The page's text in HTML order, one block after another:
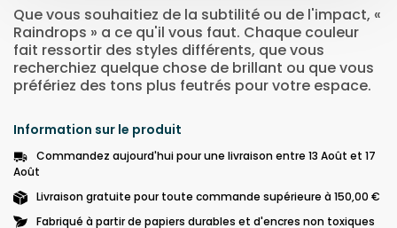
Que vous souhaitiez de la subtilité ou de l'impact, «
Raindrops » a ce qu'il vous faut. Chaque couleur
fait ressortir des styles différents, que vous
recherchiez quelque chose de brillant ou que vous
préfériez des tons plus feutrés pour votre espace.
Information sur le produit
Commandez aujourd'hui pour une livraison entre 13 Août et 17
Août
Livraison gratuite pour toute commande supérieure à 150,00 €
Fabriqué à partir de papiers durables et d'encres non toxiques